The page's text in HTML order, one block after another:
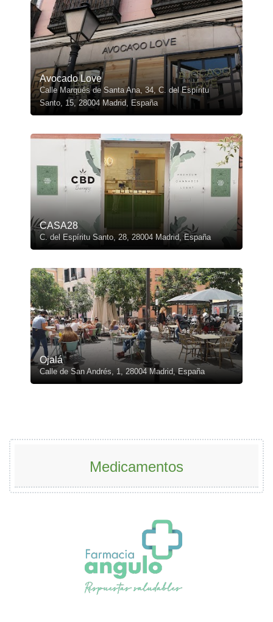
Avocado Love
Calle Marqués de Santa Ana, 34, C. del Espíritu
Santo, 15, 28004 Madrid, España
CASA28
C. del Espíritu Santo, 28, 28004 Madrid, España
Ojalá
Calle de San Andrés, 1, 28004 Madrid, España
Medicamentos